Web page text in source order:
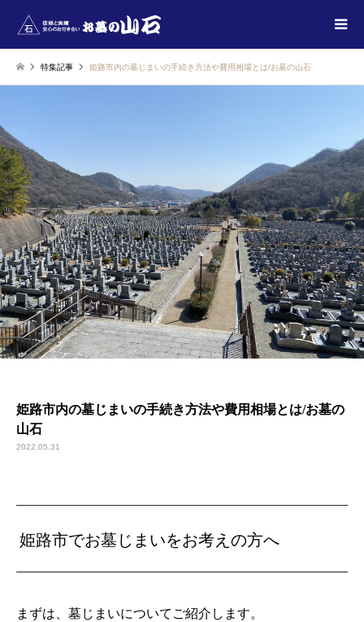
特集記事 姫路市内の墓じまいの手続き方法や費用相場とは/お墓の山石
姫路市内の墓じまいの手続き方法や費用相場とは/お墓の
山石
2022.05.31
姫路市でお墓じまいをお考えの方へ
まずは、墓じまいについてご紹介します。